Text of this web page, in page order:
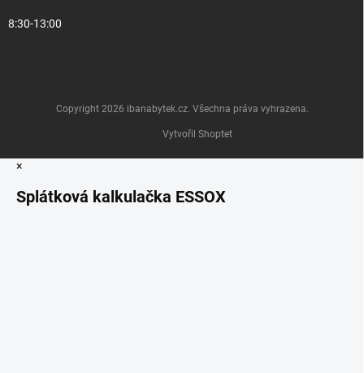
8:30-13:00
Vytvořil Shoptet
Copyright 2026 ibanabytek.cz. Všechna práva vyhrazena.
×
Splátková kalkulačka ESSOX